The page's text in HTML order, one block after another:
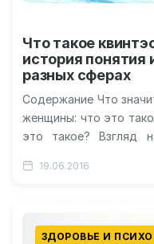
Что такое
история понятия
разных сферах
Содержание Что
женщины: что это
это такое? Взгляд
Квинтэссенция как…
19.06.2016
ЗДОРОВЬЕ И